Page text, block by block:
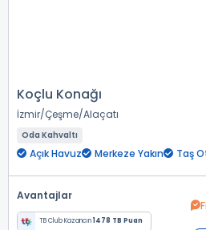
Koçlu Konağı
İzmir Çeşme Alaçatı
Oda Kahvaltı
Açık Havuz Merkeze Yakın Taş
Avantajlar
TB Club Kazancın1478 TB Puan